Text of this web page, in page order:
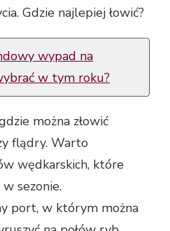
Gdzie najlepiej łowić?
wypad na
w tym roku?
można złowić
flądry. Warto
wędkarskich, które
sezonie.
port, w którym można